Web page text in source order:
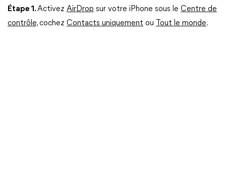
Étape 1.Activez AirDrop sur votre iPhone sous le Centre de
contrôle,cochez Contacts uniquement ou Tout le monde.